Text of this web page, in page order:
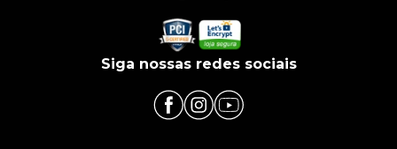
Siga nossas redes sociais